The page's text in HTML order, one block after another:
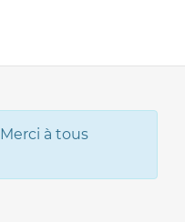
Merci à tous